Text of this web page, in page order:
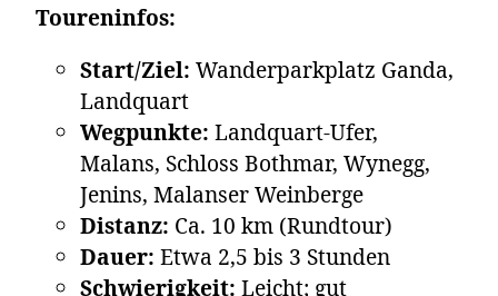
Toureninfos:
Start/Ziel: Wanderparkplatz Ganda,
Landquart
Wegpunkte: Landquart-Ufer,
Malans, Schloss Bothmar, Wynegg,
Jenins, Malanser Weinberge
Distanz: Ca. 10 km (Rundtour)
Dauer: Etwa 2,5 bis 3 Stunden
Schwierigkeit: Leicht; gut